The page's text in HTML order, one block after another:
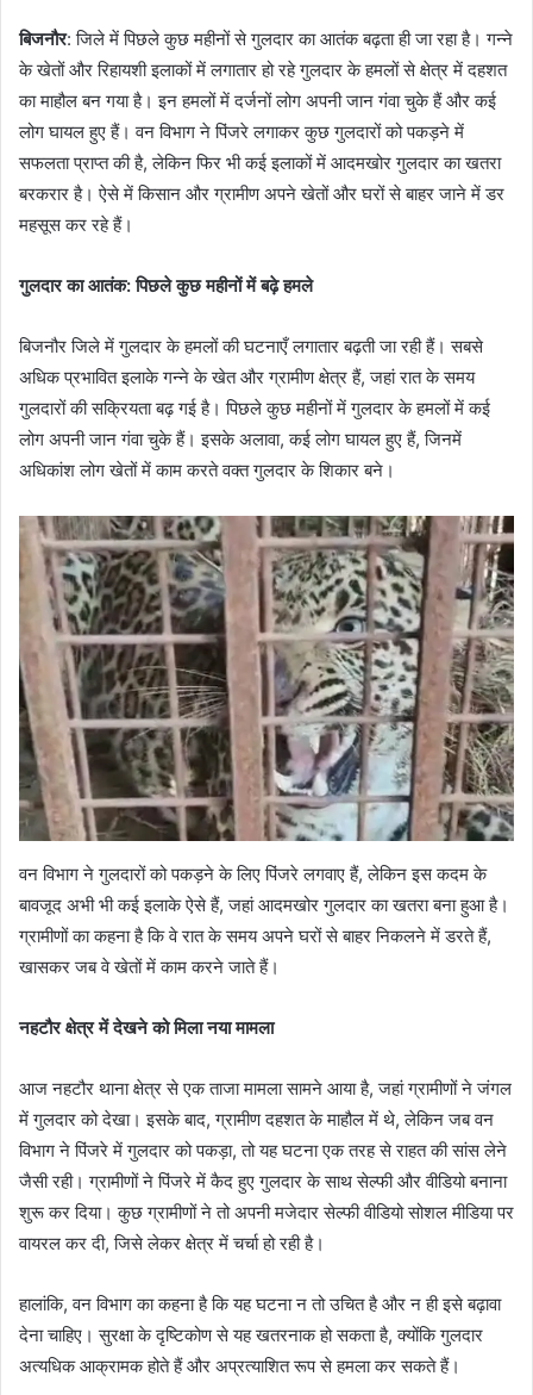
बिजनौर: जिले में पिछले कुछ महीनों से गुलदार का आतंक बढ़ता ही जा रहा है। गन्ने
के खेतों और रिहायशी इलाकों में लगातार हो रहे गुलदार के हमलों से क्षेत्र में दहशत
का माहौल बन गया है। इन हमलों में दर्जनों लोग अपनी जान गंवा चुके हैं और कई
लोग घायल हुए हैं। वन विभाग ने पिंजरे लगाकर कुछ गुलदारों को पकड़ने में
सफलता प्राप्त की है, लेकिन फिर भी कई इलाकों में आदमखोर गुलदार का खतरा
बरकरार है। ऐसे में किसान और ग्रामीण अपने खेतों और घरों से बाहर जाने में डर
महसूस कर रहे हैं।
गुलदार का आतंक: पिछले कुछ महीनों में बढ़े हमले
बिजनौर जिले में गुलदार के हमलों की घटनाएँ लगातार बढ़ती जा रही हैं। सबसे
अधिक प्रभावित इलाके गन्ने के खेत और ग्रामीण क्षेत्र हैं, जहां रात के समय
गुलदारों की सक्रियता बढ़ गई है। पिछले कुछ महीनों में गुलदार के हमलों में कई
लोग अपनी जान गंवा चुके हैं। इसके अलावा, कई लोग घायल हुए हैं, जिनमें
अधिकांश लोग खेतों में काम करते वक्त गुलदार के शिकार बने।
वन विभाग ने गुलदारों को पकड़ने के लिए पिंजरे लगवाए हैं, लेकिन इस कदम के
बावजूद अभी भी कई इलाके ऐसे हैं, जहां आदमखोर गुलदार का खतरा बना हुआ है।
ग्रामीणों का कहना है कि वे रात के समय अपने घरों से बाहर निकलने में डरते हैं,
खासकर जब वे खेतों में काम करने जाते हैं।
नहटौर क्षेत्र में देखने को मिला नया मामला
आज नहटौर थाना क्षेत्र से एक ताजा मामला सामने आया है, जहां ग्रामीणों ने जंगल
में गुलदार को देखा। इसके बाद, ग्रामीण दहशत के माहौल में थे, लेकिन जब वन
विभाग ने पिंजरे में गुलदार को पकड़ा, तो यह घटना एक तरह से राहत की सांस लेने
जैसी रही। ग्रामीणों ने पिंजरे में कैद हुए गुलदार के साथ सेल्फी और वीडियो बनाना
शुरू कर दिया। कुछ ग्रामीणों ने तो अपनी मजेदार सेल्फी वीडियो सोशल मीडिया पर
वायरल कर दी, जिसे लेकर क्षेत्र में चर्चा हो रही है।
हालांकि, वन विभाग का कहना है कि यह घटना न तो उचित है और न ही इसे बढ़ावा
देना चाहिए। सुरक्षा के दृष्टिकोण से यह खतरनाक हो सकता है, क्योंकि गुलदार
अत्यधिक आक्रामक होते हैं और अप्रत्याशित रूप से हमला कर सकते हैं।